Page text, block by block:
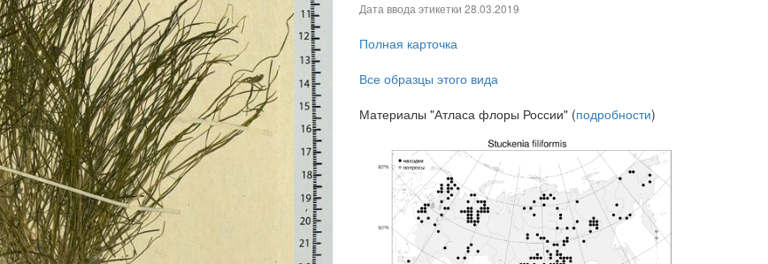
Дата ввода этикетки 28.03.2019
Полная карточка
Все образцы этого вида
Материалы "Атласа флоры России" (подробности)